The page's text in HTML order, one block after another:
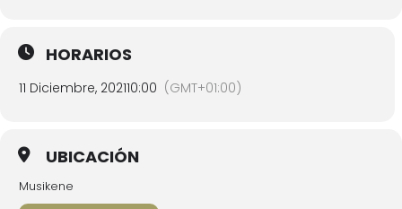
HORARIOS
11 Diciembre, 202110:00 (GMT+01:00)
UBICACIÓN
Musikene